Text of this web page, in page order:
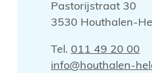
AdresPastorijstraat 30
,3530 Houthalen-
011 49 20 00
E-mailinfo@houthalen-